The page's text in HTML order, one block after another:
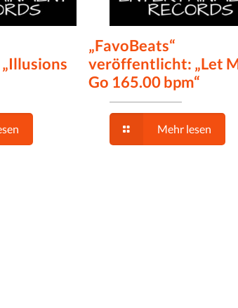
„FavoBeats“
veröffentlicht: „Let
Go 165.00 bpm“
Mehr lesen